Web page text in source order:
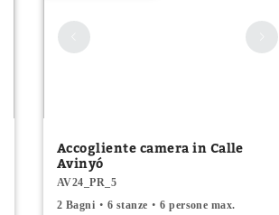
Accogliente camera in Calle
Avinyó
AV24_PR_5
2 Bagni
6 stanze 6 persone max.